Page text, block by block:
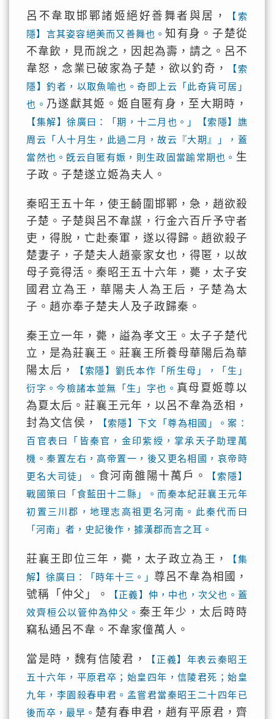
呂不韋取邯鄲諸姬絕好善舞者與居，
【索
隱】言其姿容絕美而又善舞也。知有身。子楚從
不韋飲，見而說之，因起為壽，請之。呂不
韋怒，念業已破家為子楚，欲以釣奇，
【索
隱】釣者，以取魚喻也。奇即上云「此奇貨可居」
也。 乃遂獻其姬。姬自匿有身，至大期時，
【集解】徐廣曰：「期，十二月也。」【索隱】譙
周云「人十月生，此過二月，故云『大期』」，蓋
當然也。旣云自匿有娠，則生政固當踰常期也。 生
子政。子楚遂立姬為夫人。
秦昭王五十年，使王齮圍邯鄲，急，趙欲殺
子楚。子楚與呂不韋謀，行金六百斤予守者
吏，得脫，亡赴秦軍，遂以得歸。趙欲殺子
楚妻子，子楚夫人趙豪家女也，得匿，以故
母子竟得活。秦昭王五十六年，薨，太子安
國君立為王，華陽夫人為王后，子楚為太
子。趙亦奉子楚夫人及子政歸秦。
秦王立一年，薨，謚為孝文王。太子子楚代
立，是為莊襄王。莊襄王所養母華陽后為華
陽太后，
【索隱】劉氏本作「所生母」，「生」
衍字。今檢諸本並無「生」字也。 真母夏姬尊以
為夏太后。莊襄王元年，以呂不韋為丞相，
封為文信侯，
【索隱】下文「尊為相國」。案：
百官表曰「皆秦官，金印紫綬，掌承天子助理萬
機。秦置左右，高帝置一，後又更名相國，哀帝時
更名大司徒」。 食河南雒陽十萬戶。
【索隱】
戰國策曰「食藍田十二縣」。而秦本紀莊襄王元年
初置三川郡，地理志高祖更名河南。此秦代而曰
「河南」者，史記後作，據漢郡而言之耳。
莊襄王即位三年，薨，太子政立為王，
【集
解】徐廣曰：「時年十三。」尊呂不韋為相國，
號稱「仲父」。
【正義】仲，中也，次父也。蓋
效齊桓公以管仲為仲父。 秦王年少，太后時時
竊私通呂不韋。不韋家僮萬人。
當是時，魏有信陵君，
【正義】年表云秦昭王
五十六年，平原君卒；始皇四年，信陵君死；始皇
九年，李園殺春申君。孟嘗君當秦昭王二十四年已
後而卒，最早。 楚有春申君，趙有平原君，齊